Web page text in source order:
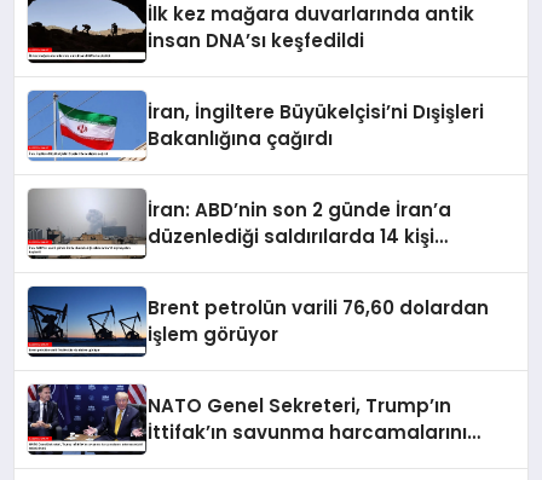
İlk kez mağara duvarlarında antik
insan DNA’sı keşfedildi
İran, İngiltere Büyükelçisi’ni Dışişleri
Bakanlığına çağırdı
İran: ABD’nin son 2 günde İran’a
düzenlediği saldırılarda 14 kişi
Brent petrolün varili 76,60 dolardan
işlem görüyor
NATO Genel Sekreteri, Trump’ın
İttifak’ın savunma harcamalarını